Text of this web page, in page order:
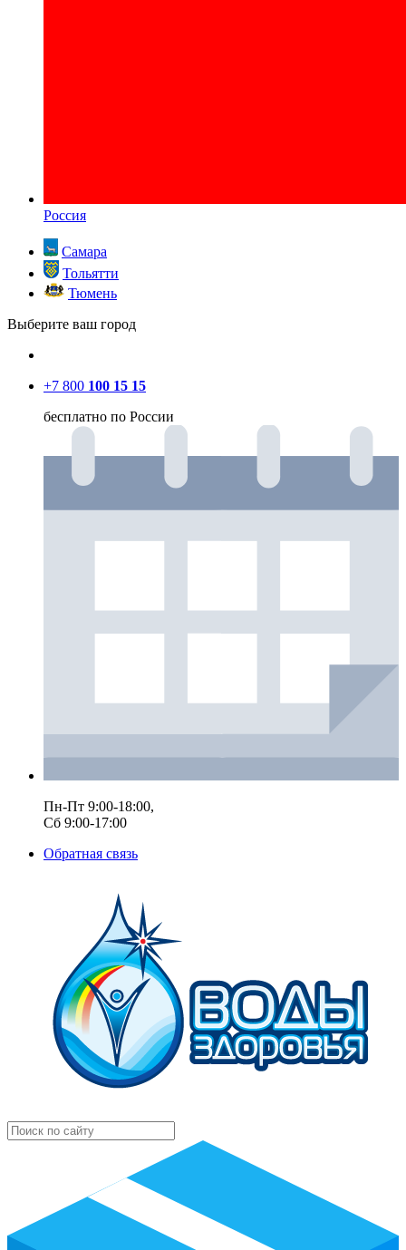
Россия
Самара
Тольятти
Тюмень
Выберите ваш город
+7 800 100 15 15
бесплатно по России
Пн-Пт 9:00-18:00,
Сб 9:00-17:00
Обратная связь